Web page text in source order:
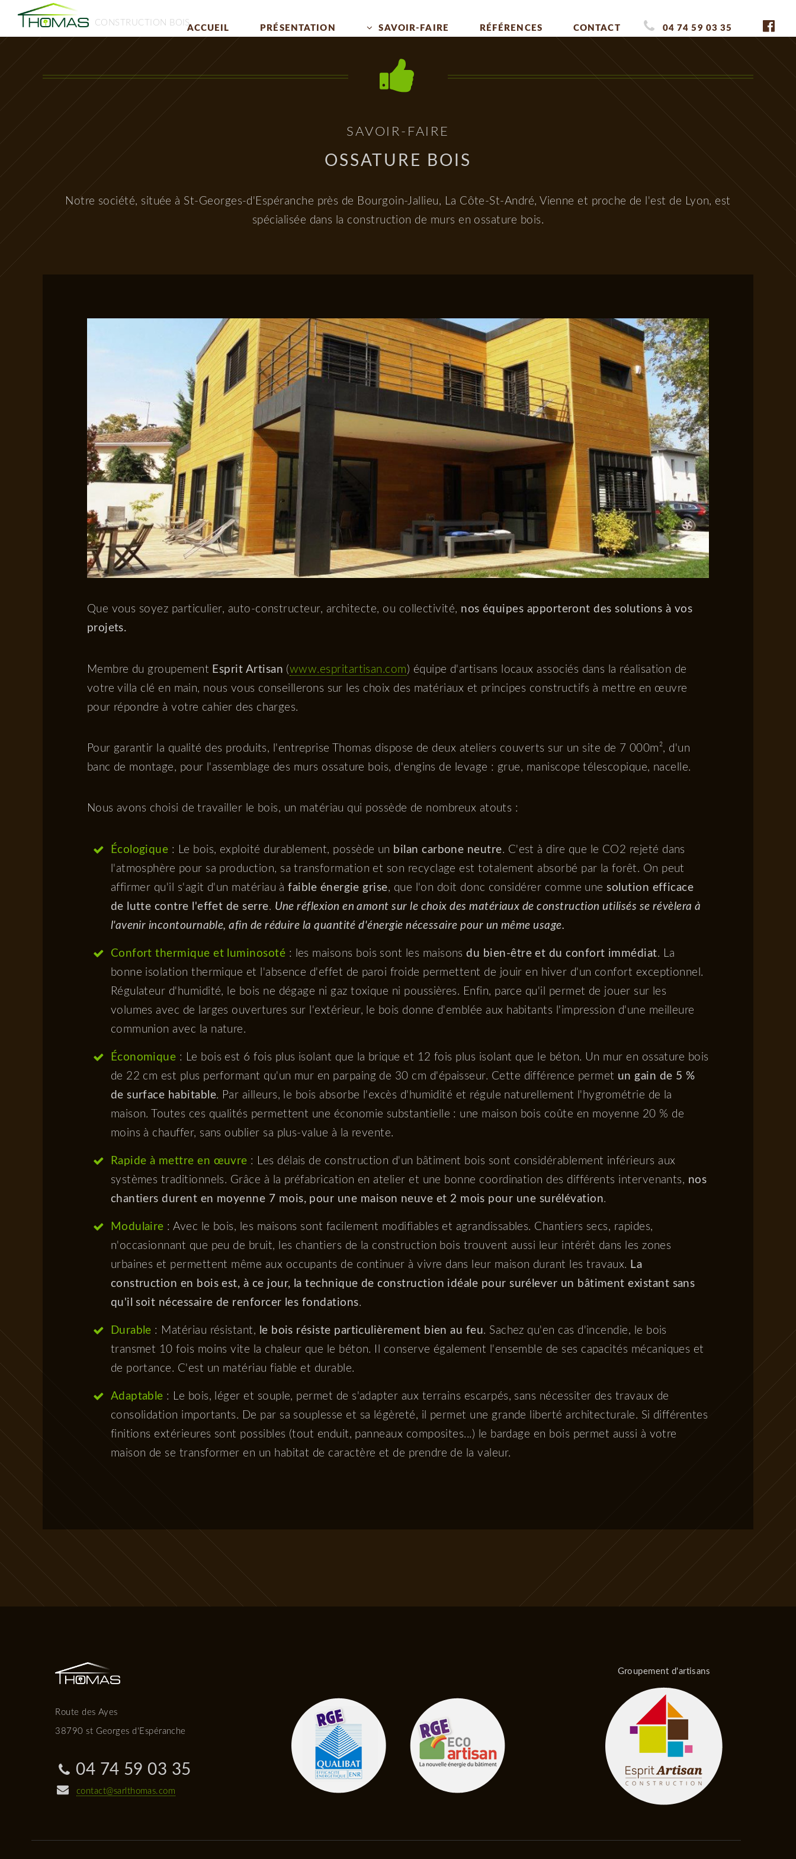
CONSTRUCTION BOIS
ACCUEIL PRÉSENTATION SAVOIR-FAIRE RÉFÉRENCES CONTACT 04 74 59 03 35
SAVOIR-FAIRE
OSSATURE BOIS
Notre société, située à St-Georges-d'Espéranche près de Bourgoin-Jallieu, La Côte-St-André, Vienne et proche de l'est de Lyon, est
spécialisée dans la construction de murs en ossature bois.
Que vous soyez particulier, auto-constructeur, architecte, ou collectivité, nos équipes apporteront des solutions à vos
projets.
Membre du groupement Esprit Artisan (www.espritartisan.com) équipe d'artisans locaux associés dans la réalisation de
votre villa clé en main, nous vous conseillerons sur les choix des matériaux et principes constructifs à mettre en œuvre
pour répondre à votre cahier des charges.
Pour garantir la qualité des produits, l'entreprise Thomas dispose de deux ateliers couverts sur un site de 7 000m², d'un
banc de montage, pour l'assemblage des murs ossature bois, d'engins de levage : grue, maniscope télescopique, nacelle.
Nous avons choisi de travailler le bois, un matériau qui possède de nombreux atouts :
Écologique : Le bois, exploité durablement, possède un bilan carbone neutre. C'est à dire que le CO2 rejeté dans
l'atmosphère pour sa production, sa transformation et son recyclage est totalement absorbé par la forêt. On peut
affirmer qu'il s'agit d'un matériau àfaible énergie grise, que l'on doit donc considérer comme unesolution efficace
de lutte contre l'effet de serre. Une réflexion en amont sur le choix des matériaux de construction utilisés se révèlera à
l'avenir incontournable, afin de réduire la quantité d'énergie nécessaire pour un même usage.
Confort thermique et luminosoté : les maisons bois sont les maisonsdu bien-être et du confort immédiat. La
bonne isolation thermique et l'absence d'effet de paroi froide permettent de jouir en hiver d'un confort exceptionnel.
Régulateur d'humidité, le bois ne dégage ni gaz toxique ni poussières. Enfin, parce qu'il permet de jouer sur les
volumes avec de larges ouvertures sur l'extérieur, le bois donne d'emblée aux habitants l'impression d'une meilleure
communion avec la nature.
Économique : Le bois est 6 fois plus isolant que la brique et 12 fois plus isolant que le béton. Un mur en ossature bois
de 22 cm est plus performant qu'un mur en parpaing de 30 cm d'épaisseur. Cette différence permet un gain de 5 %
de surface habitable. Par ailleurs, le bois absorbe l'excès d'humidité et régule naturellement l'hygrométrie de la
maison. Toutes ces qualités permettent une économie substantielle : une maison bois coûte en moyenne 20 % de
moins à chauffer, sans oublier sa plus-value à la revente.
Rapide à mettre en œuvre : Les délais de construction d'un bâtiment bois sont considérablement inférieurs aux
systèmes traditionnels. Grâce à la préfabrication en atelier et une bonne coordination des différents intervenants, nos
chantiers durent en moyenne 7 mois, pour une maison neuve et 2 mois pour une surélévation.
Modulaire : Avec le bois, les maisons sont facilement modifiables et agrandissables. Chantiers secs, rapides,
n'occasionnant que peu de bruit, les chantiers de la construction bois trouvent aussi leur intérêt dans les zones
urbaines et permettent même aux occupants de continuer à vivre dans leur maison durant les travaux. La
construction en bois est, à ce jour, la technique de construction idéale pour surélever un bâtiment existant sans
qu'il soit nécessaire de renforcer les fondations.
Durable : Matériau résistant, le bois résiste particulièrement bien au feu. Sachez qu'en cas d'incendie, le bois
transmet 10 fois moins vite la chaleur que le béton. Il conserve également l'ensemble de ses capacités mécaniques et
de portance. C'est un matériau fiable et durable.
Adaptable : Le bois, léger et souple, permet de s'adapter aux terrains escarpés, sans nécessiter des travaux de
consolidation importants. De par sa souplesse et sa légèreté, il permet une grande liberté architecturale. Si différentes
finitions extérieures sont possibles (tout enduit, panneaux composites...) le bardage en bois permet aussi à votre
maison de se transformer en un habitat de caractère et de prendre de la valeur.
Route des Ayes
38790 st Georges d'Espéranche
04 74 59 03 35
contact@sarlthomas.com
Groupement d'artisans